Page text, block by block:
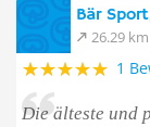
Bär
26.29 km
1
Die älteste und